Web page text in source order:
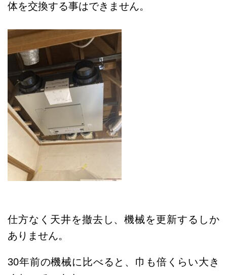
体を交換する事はできません。
仕方なく天井を撤去し、機械を更新するしか
ありません。
30年前の機械に比べると、巾も倍くらい大き